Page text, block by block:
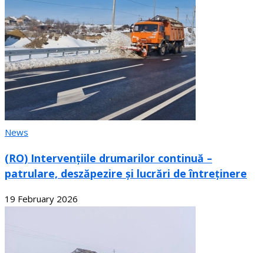
News
(RO) Intervențiile drumarilor continuă –
patrulare, deszăpezire și lucrări de întreținere
19 February 2026